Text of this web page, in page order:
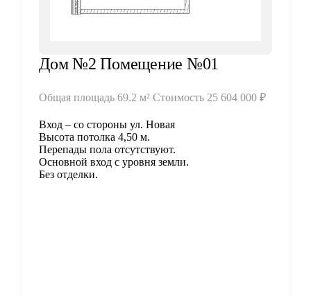
Дом №2 Помещение №01
Общая площадь 69.2 м² Стоимость 25 604 000 ₽
Вход – со стороны ул. Новая
Высота потолка 4,50 м.
Перепады пола отсутствуют.
Основной вход с уровня земли.
Без отделки.